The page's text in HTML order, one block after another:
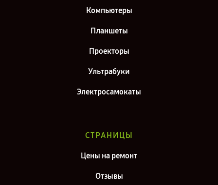
Компьютеры
Планшеты
Проекторы
Ультрабуки
Электросамокаты
СТРАНИЦЫ
Цены на ремонт
Отзывы